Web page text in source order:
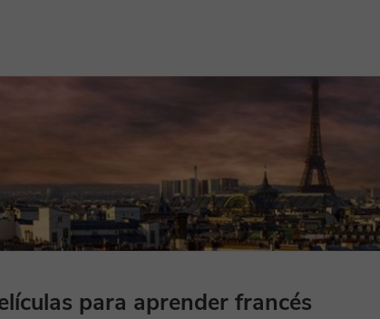
para aprender francés